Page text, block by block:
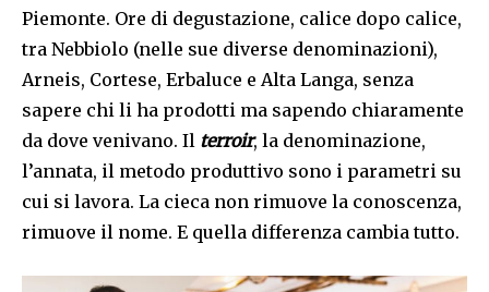
Piemonte. Ore di degustazione, calice dopo calice,
tra Nebbiolo (nelle sue diverse denominazioni),
Arneis, Cortese, Erbaluce e Alta Langa, senza
sapere chi li ha prodotti ma sapendo chiaramente
da dove venivano. Il terroir, la denominazione,
l’annata, il metodo produttivo sono i parametri su
cui si lavora. La cieca non rimuove la conoscenza,
rimuove il nome. E quella differenza cambia tutto.